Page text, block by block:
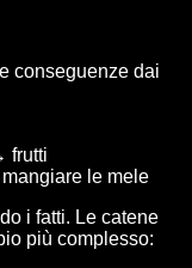
conseguenze dai
frutti
le mele
i fatti. Le catene
più complesso: